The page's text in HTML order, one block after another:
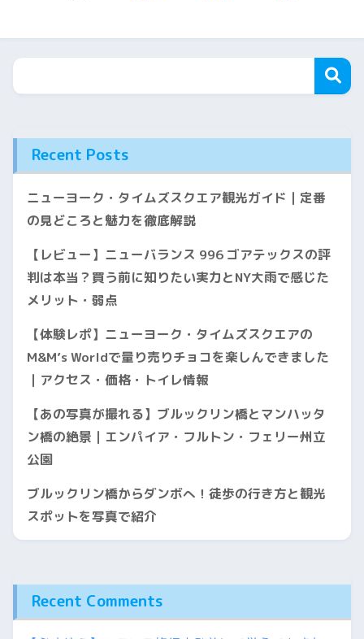
Recent Posts
ニューヨーク・タイムズスクエア観光ガイド｜定番
の見どころと魅力を徹底解説
【レビュー】ニューバランス 996 ゴアテックスの評
判は本当？買う前に知りたい実力とNY大雨で感じた
メリット・弱点
【体験レポ】ニューヨーク・タイムズスクエアの
M&M’s Worldで量り売りチョコを楽しんできました
｜アクセス・価格・トイレ情報
【あの写真が撮れる】ブルックリン橋とマンハッタ
ン橋の絶景｜エンパイア・フルトン・フェリー州立
公園
ブルックリン橋からダンボへ！徒歩の行き方と観光
スポットを写真で紹介
Recent Comments